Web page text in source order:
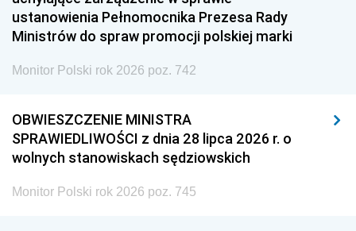
ustanowienia Pełnomocnika Prezesa Rady
Ministrów do spraw promocji polskiej marki
Monitor Polski rok 2026 poz. 742
OBWIESZCZENIE MINISTRA
SPRAWIEDLIWOŚCI z dnia 28 lipca 2026 r. o
wolnych stanowiskach sędziowskich
Monitor Polski rok 2026 poz. 745